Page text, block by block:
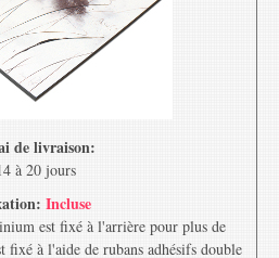
de livraison:
à 20 jours
Incluse
est fixé à l'arrière pour plus de
à l'aide de rubans adhésifs double